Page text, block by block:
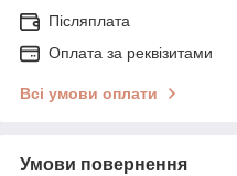
Післяплата
Оплата за реквізитами
Всі умови оплати
Умови повернення